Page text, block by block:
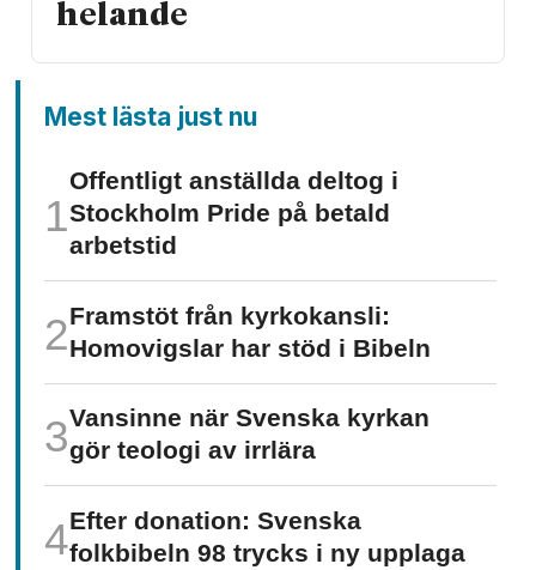
helande
Mest lästa just nu
Offentligt anställda deltog i
Stockholm Pride på betald
arbetstid
Framstöt från kyrkokansli:
Homo­vigslar har stöd i Bibeln
Vansinne när Svenska kyrkan
gör teologi av irrlära
Efter donation: Svenska
folkbibeln 98 trycks i ny upplaga